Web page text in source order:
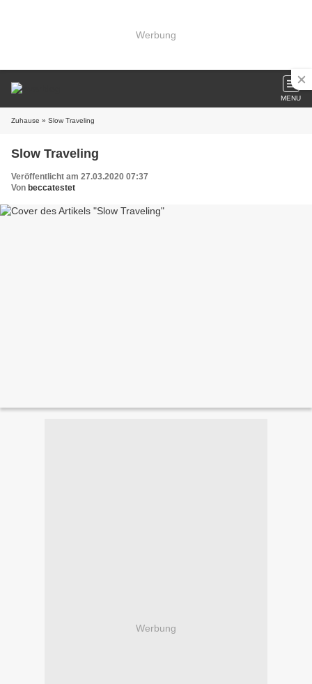
Werbung
MENU
Zuhause » Slow Traveling
Slow Traveling
Veröffentlicht am 27.03.2020 07:37
Von beccatestet
Werbung